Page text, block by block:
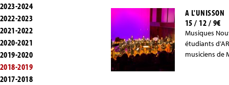
2023-2024
2022-2023
2021-2022
2020-2021
2019-2020
2018-2019
2017-2018
A L'UNISSON
15 / 12 / 9€
Musiques
étudiants
musiciens de